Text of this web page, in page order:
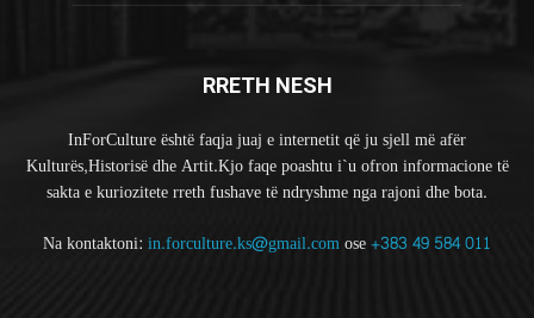
RRETH NESH
InForCulture është faqja juaj e internetit që ju sjell më afër
Kulturës,Historisë dhe Artit.Kjo faqe poashtu i`u ofron informacione të
sakta e kuriozitete rreth fushave të ndryshme nga rajoni dhe bota.
Na kontaktoni: in.forculture.ks@gmail.comose+383 49 584 011